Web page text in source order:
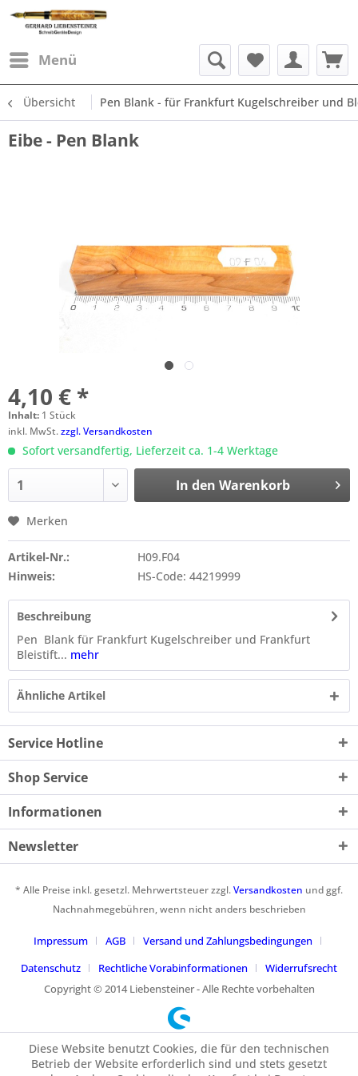
Menü
Übersicht Pen Blank - für Frankfurt Kugelschreiber und
Eibe - Pen Blank
4,10 € *
Inhalt: 1 Stück
inkl. MwSt.zzgl. Versandkosten
Sofort versandfertig, Lieferzeit ca. 1-4 Werktage
In den Warenkorb
Merken
Artikel-Nr.:
H09.F04
Hinweis:
HS-Code: 44219999
Beschreibung
Pen Blank für Frankfurt Kugelschreiber und Frankfurt
Bleistift... mehr
Ähnliche Artikel
Service Hotline
Shop Service
Informationen
Newsletter
* Alle Preise inkl. gesetzl. Mehrwertsteuer zzgl.Versandkosten und ggf.
Nachnahmegebühren, wenn nicht anders beschrieben
Impressum AGB
Versand und Zahlungsbedingungen
Datenschutz
Rechtliche Vorabinformationen
Widerrufsrecht
Copyright © 2014 Liebensteiner - Alle Rechte vorbehalten
Diese Website benutzt Cookies, die für den technischen
Betrieb der Website erforderlich sind und stets gesetzt